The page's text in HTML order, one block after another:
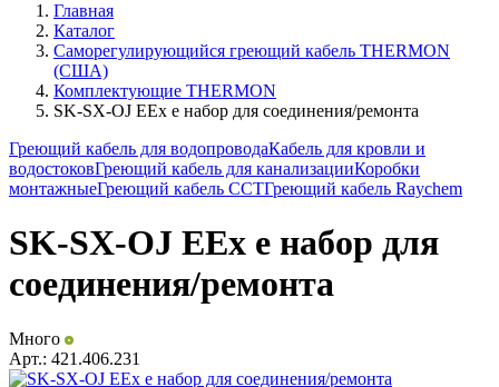
Главная
Каталог
Саморегулирующийся греющий кабель THERMON
(США)
Комплектующие THERMON
SK-SX-OJ EEx e набор для соединения/ремонта
Греющий кабель для водопроводаКабель для кровли и
водостоковГреющий кабель для канализацииКоробки
монтажныеГреющий кабель ССТГреющий кабель Raychem
SK-SX-OJ EEx e набор для
соединения/ремонта
Много
Арт.: 421.406.231